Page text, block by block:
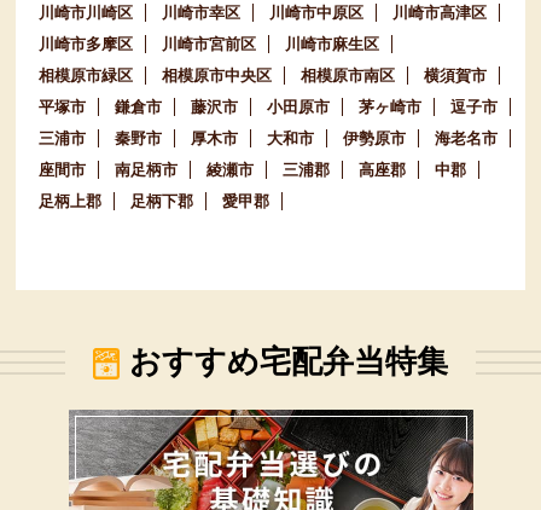
川崎市川崎区
川崎市幸区 川崎市中原区
川崎市高津区
川崎市多摩区
川崎市宮前区
川崎市麻生区
相模原市緑区
相模原市中央区 相模原市南区
横須賀市
平塚市
鎌倉市 藤沢市 小田原市 茅ヶ崎市
逗子市
三浦市
秦野市 厚木市 大和市 伊勢原市
海老名市
座間市
南足柄市 綾瀬市 三浦郡 高座郡
中郡
足柄上郡
足柄下郡 愛甲郡
おすすめ宅配弁当特集